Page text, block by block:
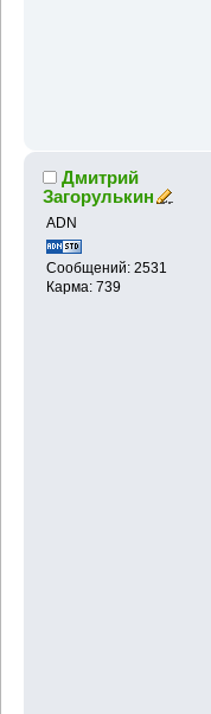
Дмитрий
Загорулькин
ADN
Сообщений: 2531
Карма: 739